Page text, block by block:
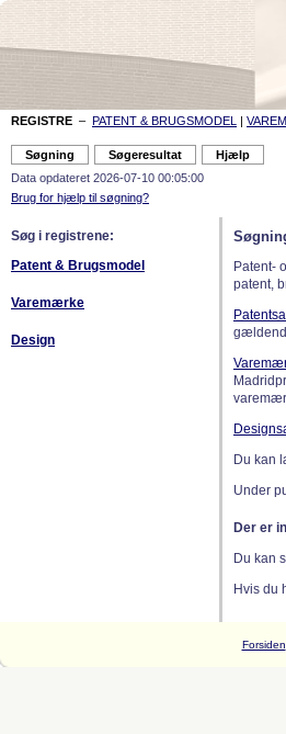
REGISTRE – PATENT & BRUGSMODEL |
Data opdateret 2026-07-10 00:05:00
Brug for hjælp til søgning?
Søg i registrene:
Patent & Brugsmodel
Varemærke
Design
Patent-
patent,
Du kan
Under
Der er
Du kan
Hvis du
Forsiden